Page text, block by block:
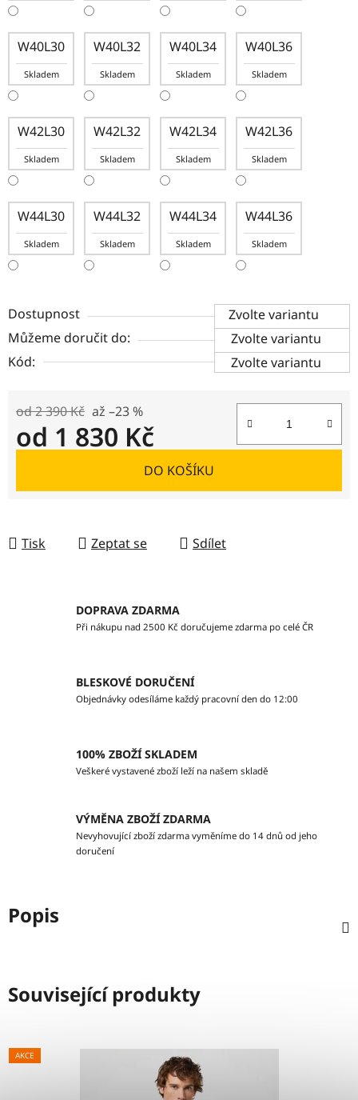
W40L30
Skladem
W40L32
Skladem
W40L34
Skladem
W40L36
Skladem
W42L30
Skladem
W42L32
Skladem
W42L34
Skladem
W42L36
Skladem
W44L30
Skladem
W44L32
Skladem
W44L34
Skladem
W44L36
Skladem
Dostupnost
Zvolte variantu
Můžeme doručit do:
Zvolte variantu
Kód:
Zvolte variantu
od 2 390 Kč až –23 %
od 1 830 Kč
DO KOŠÍKU
Tisk Zeptat se Sdílet
DOPRAVA ZDARMA
Při nákupu nad 2500 Kč doručujeme zdarma po celé ČR
BLESKOVÉ DORUČENÍ
Objednávky odesíláme každý pracovní den do 12:00
100% ZBOŽÍ SKLADEM
Veškeré vystavené zboží leží na našem skladě
VÝMĚNA ZBOŽÍ ZDARMA
Nevyhovující zboží zdarma vyměníme do 14 dnů od jeho
doručení
Popis
Související produkty
AKCE